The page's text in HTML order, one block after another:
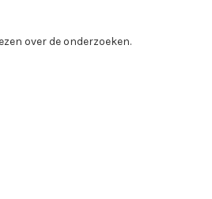
over de onderzoeken.